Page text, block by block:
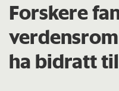
Forskere
ha bidratt